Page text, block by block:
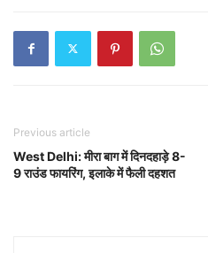
Previous article
West Delhi: मीरा बाग में दिनदहाड़े 8-
9 राउंड फायरिंग, इलाके में फैली दहशत